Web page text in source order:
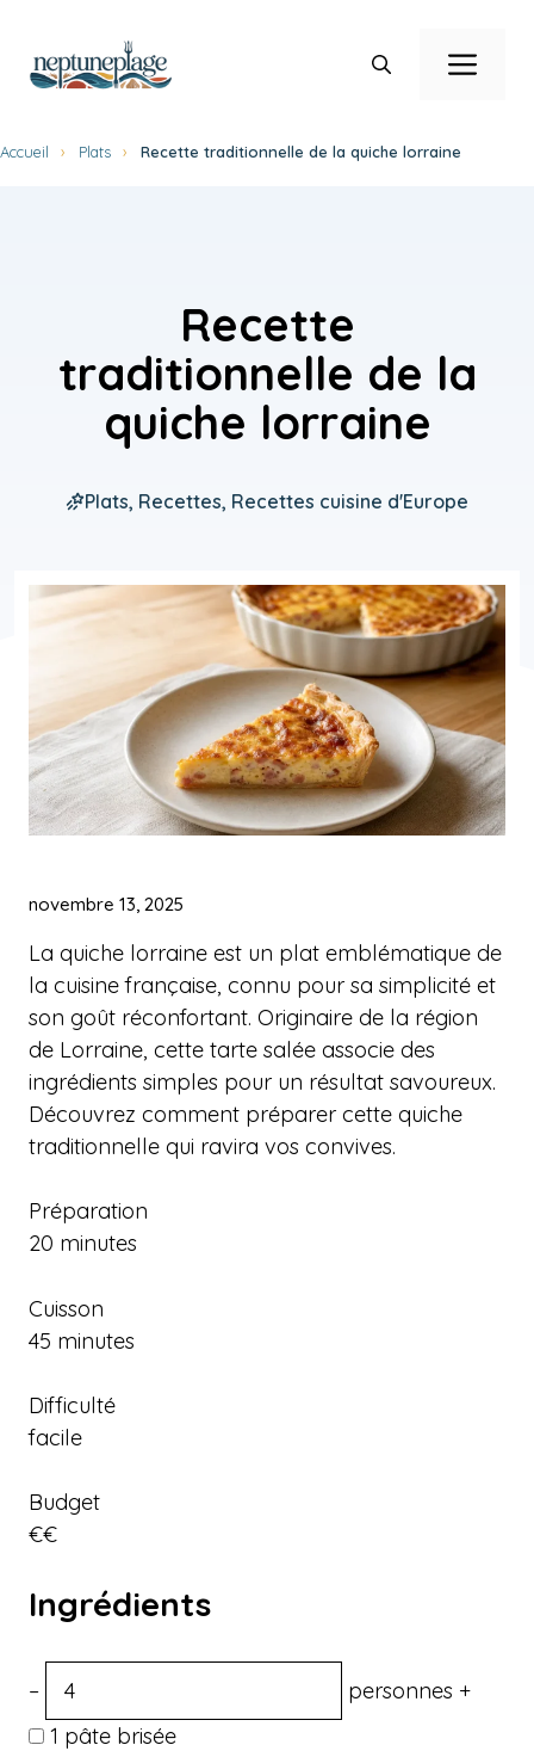
contenu
Accueil › Plats › Recette traditionnelle de la quiche lorraine
Recette
traditionnelle de la
quiche lorraine
Plats, Recettes, Recettes cuisine d'Europe
novembre 13, 2025
La quiche lorraine est un plat emblématique de
la cuisine française, connu pour sa simplicité et
son goût réconfortant. Originaire de la région
de Lorraine, cette tarte salée associe des
ingrédients simples pour un résultat savoureux.
Découvrez comment préparer cette quiche
traditionnelle qui ravira vos convives.
Préparation
20 minutes
Cuisson
45 minutes
Difficulté
facile
Budget
€€
Ingrédients
– personnes +
1 pâte brisée